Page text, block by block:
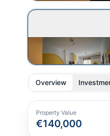
Overview
Property Value
€140,000